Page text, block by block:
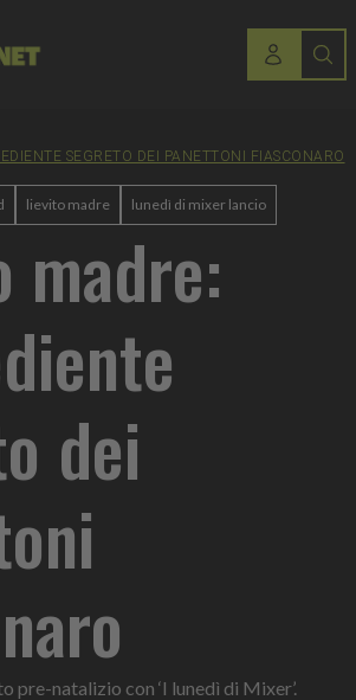
SEGRETO DEI PANETTONI FIASCONARO
lievito madre lunedì di mixer lancio
madre:
dei
pre-natalizio con ‘I lunedì di Mixer’.